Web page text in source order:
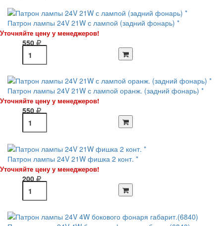
Патрон лампы 24V 21W с лампой (задний фонарь) *
Уточняйте цену у менеджеров!
550
Патрон лампы 24V 21W с лампой оранж. (задний фонарь) *
Уточняйте цену у менеджеров!
550
Патрон лампы 24V 21W фишка 2 конт. *
Уточняйте цену у менеджеров!
200